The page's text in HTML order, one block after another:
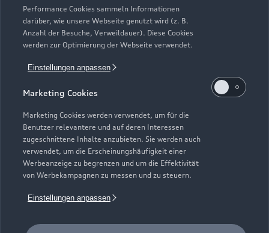
Performance Cookies sammeln Informationen
darüber, wie unsere Webseite genutzt wird (z. B.
Anzahl der Besuche, Verweildauer). Diese Cookies
werden zur Optimierung der Webseite verwendet.
Einstellungen anpassen
Marketing Cookies
Marketing Cookies werden verwendet, um für die
Benutzer relevantere und auf deren Interessen
zugeschnittene Inhalte anzubieten. Sie werden auch
verwendet, um die Erscheinungshäufigkeit einer
Werbeanzeige zu begrenzen und um die Effektivität
von Werbekampagnen zu messen und zu steuern.
Einstellungen anpassen
Elektromodelle
Plug-in-Hybride
Neuwagensuche
Gebrauchtwagensuche
Geschäftskunden
Service & Zubehör
Saisonale Angebote
Audi Services
Garantie
Audi digital services
myAudi
Support
Audi Code
Häufige Fragen (FAQ)
Audi Online Beratung
Online-Terminvereinbarung
Servicekontakt
Über Audi
Unternehmen
Karriere
Investor Relations
© 2026 AUDI AG. Alle Rechte vorbehalten
Impressum Rechtliches
Cookie-Richtlinie